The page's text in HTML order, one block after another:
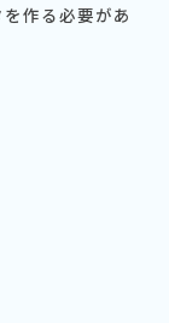
作る必要があ